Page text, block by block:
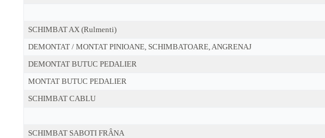
SCHIMBAT AX (Rulmenti)
DEMONTAT / MONTAT PINIOANE, SCHIMBATOARE, ANGRENAJ
DEMONTAT BUTUC PEDALIER
MONTAT BUTUC PEDALIER
SCHIMBAT CABLU
SCHIMBAT SABOTI FRÂNA